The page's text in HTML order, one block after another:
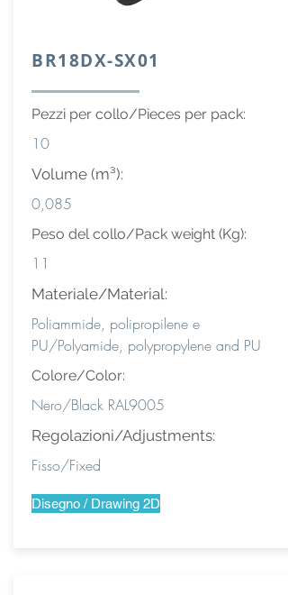
BR18DX-SX01
Pezzi per collo/Pieces per pack:
10
Volume (m³):
0,085
Peso del collo/Pack weight (Kg):
11
Materiale/Material:
Poliammide, polipropilene e
PU/Polyamide, polypropylene and PU
Colore/Color:
Nero/Black RAL9005
Regolazioni/Adjustments:
Fisso/Fixed
Disegno / Drawing 2D